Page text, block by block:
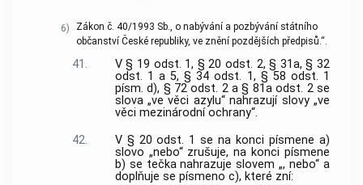
6)
Zákon č. 40/1993 Sb., o nabývání a pozbývání státního
občanství České republiky, ve znění pozdějších předpisů.“.
41.
V § 19 odst. 1, § 20 odst. 2, § 31a, § 32
odst. 1 a 5, § 34 odst. 1, § 58 odst. 1
písm. d), § 72 odst. 2 a § 81a odst. 2 se
slova „ve věci azylu“ nahrazují slovy „ve
věci mezinárodní ochrany“.
42.
V § 20 odst. 1 se na konci písmene a)
slovo „nebo“ zrušuje, na konci písmene
b) se tečka nahrazuje slovem „, nebo“ a
doplňuje se písmeno c), které zní: